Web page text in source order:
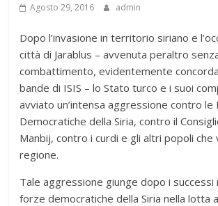
Agosto 29, 2016 admin
Dopo l’invasione in territorio siriano e
città di Jarablus – avvenuta peraltro
combattimento, evidentemente
bande di ISIS – lo Stato turco e i suoi
avviato un’intensa aggressione contro le
Democratiche della Siria, contro il
Manbij, contro i curdi e gli altri popoli che
regione.
Tale aggressione giunge dopo i successi
forze democratiche della Siria nella lotta